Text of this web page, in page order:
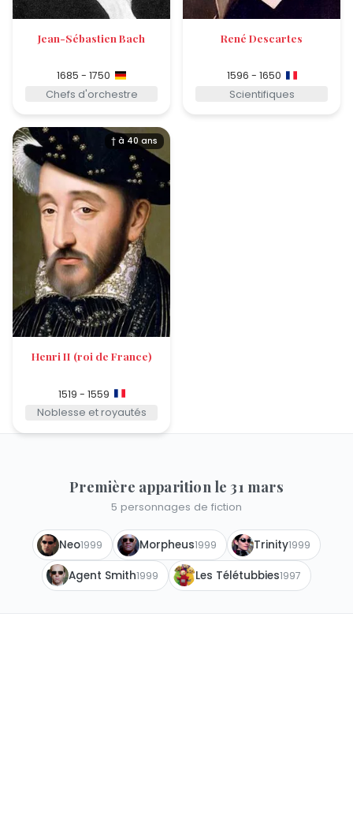
Jean-Sébastien Bach
1685 - 1750
Chefs d'orchestre
René Descartes
1596 - 1650
Scientifiques
† à 40 ans
Henri II (roi de France)
1519 - 1559
Noblesse et royautés
Première apparition le 31 mars
5 personnages de fiction
Neo1999 Morpheus1999 Trinity1999
Agent Smith1999 Les Télétubbies1997